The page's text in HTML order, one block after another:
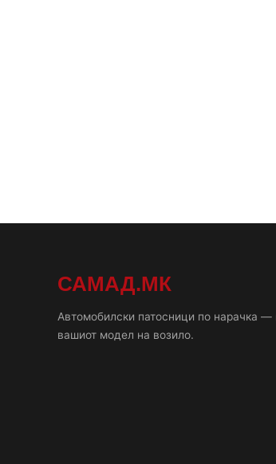
САМАД.МК
Автомобилски патосници по нарачка —
вашиот модел на возило.